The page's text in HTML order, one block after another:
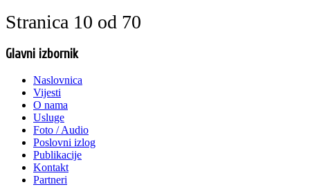
Stranica 10 od 70
Glavni izbornik
Naslovnica
Vijesti
O nama
Usluge
Foto / Audio
Poslovni izlog
Publikacije
Kontakt
Partneri